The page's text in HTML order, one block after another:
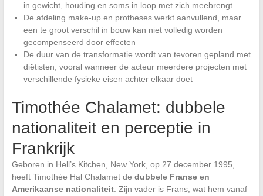
in gewicht, houding en soms in loop met zich meebrengt
De afdeling make-up en protheses werkt aanvullend, maar
een te groot verschil in bouw kan niet volledig worden
gecompenseerd door effecten
De duur van de transformatie wordt van tevoren gepland met
diëtisten, vooral wanneer de acteur meerdere projecten met
verschillende fysieke eisen achter elkaar doet
Timothée Chalamet: dubbele
nationaliteit en perceptie in
Frankrijk
Geboren in Hell’s Kitchen, New York, op 27 december 1995,
heeft Timothée Hal Chalamet de dubbele Franse en
Amerikaanse nationaliteit. Zijn vader is Frans, wat hem vanaf